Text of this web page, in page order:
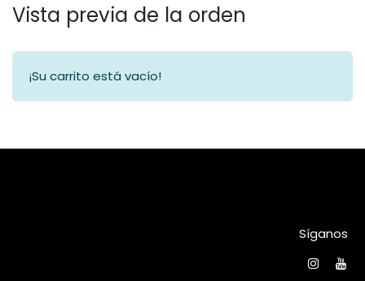
Vista previa de la orden
¡Su carrito está vacío!
Síganos